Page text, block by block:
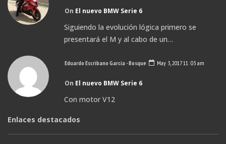
On El nuevo BMW Serie 6
Siguiendo la evolución lógica primero se
presentará el M y al cabo de un…
Eduardo Escribano García - Bosque May 3, 2017 11: 03 am
On El nuevo BMW Serie 6
Con motor V12
Enlaces destacados